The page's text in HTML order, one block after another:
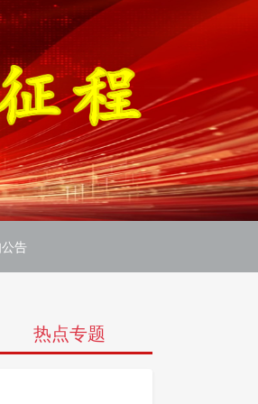
告
热点专题